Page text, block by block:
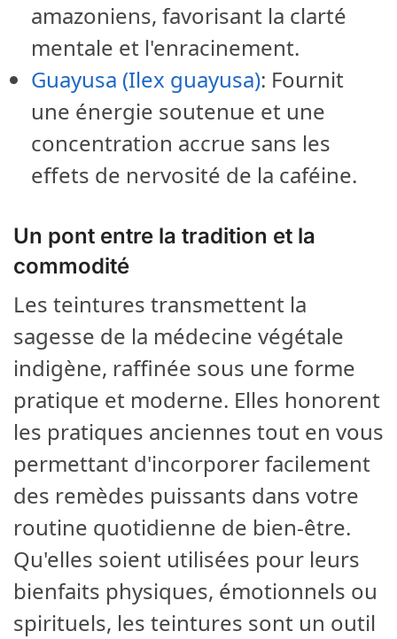
amazoniens, favorisant la clarté
mentale et l'enracinement.
Guayusa (Ilex guayusa): Fournit
une énergie soutenue et une
concentration accrue sans les
effets de nervosité de la caféine.
Un pont entre la tradition et la
commodité
Les teintures transmettent la
sagesse de la médecine végétale
indigène, raffinée sous une forme
pratique et moderne. Elles honorent
les pratiques anciennes tout en vous
permettant d'incorporer facilement
des remèdes puissants dans votre
routine quotidienne de bien-être.
Qu'elles soient utilisées pour leurs
bienfaits physiques, émotionnels ou
spirituels, les teintures sont un outil